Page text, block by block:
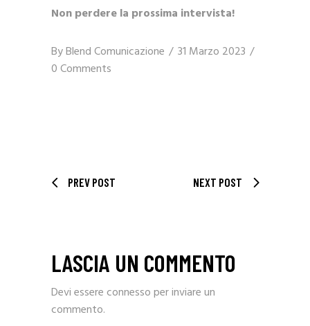
Non perdere la prossima intervista!
ByBlend Comunicazione
31 Marzo 2023
0 Comments
PREV POST NEXT POST
LASCIA UN COMMENTO
Devi essere connessoper inviare un
commento.